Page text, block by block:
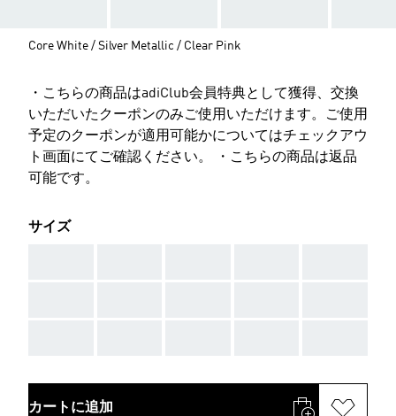
Core White / Silver Metallic / Clear Pink
・こちらの商品はadiClub会員特典として獲得、交換
いただいたクーポンのみご使用いただけます。ご使用
予定のクーポンが適用可能かについてはチェックアウ
ト画面にてご確認ください。 ・こちらの商品は返品
可能です。
サイズ
カートに追加